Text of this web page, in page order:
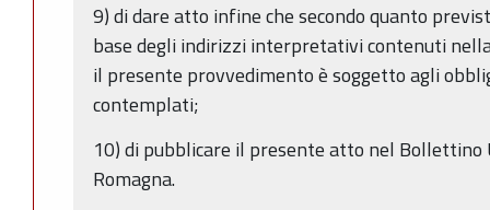
9) di dare atto infine che secondo quanto
base degli indirizzi interpretativi contenuti
il presente provvedimento è soggetto agli
contemplati;
10) di pubblicare il presente atto nel
Romagna.